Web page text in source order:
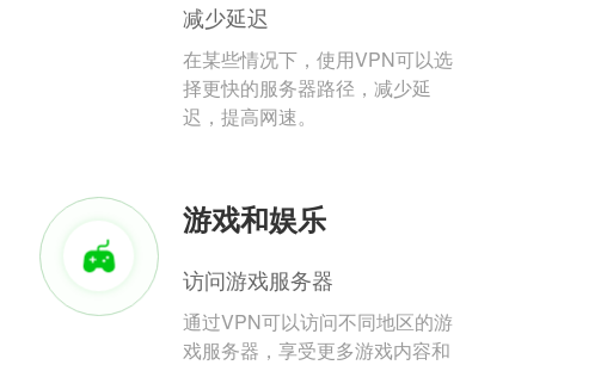
减少延迟
在某些情况下，使用VPN可以选
择更快的服务器路径，减少延
迟，提高网速。
游戏和娱乐
访问游戏服务器
通过VPN可以访问不同地区的游
戏服务器，享受更多游戏内容和